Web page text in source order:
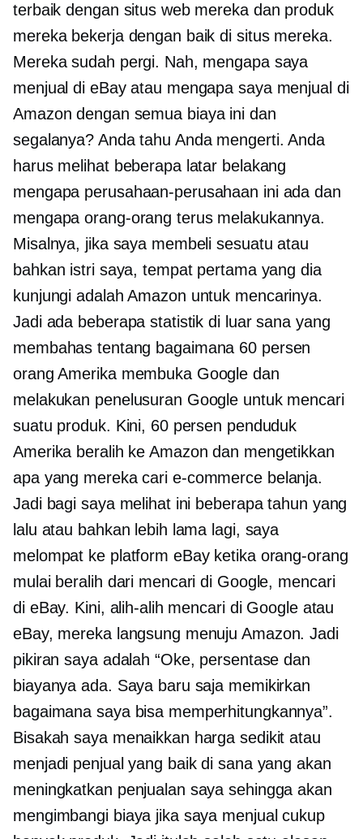
terbaik dengan situs web mereka dan produk
mereka bekerja dengan baik di situs mereka.
Mereka sudah pergi. Nah, mengapa saya
menjual di eBay atau mengapa saya menjual di
Amazon dengan semua biaya ini dan
segalanya? Anda tahu Anda mengerti. Anda
harus melihat beberapa latar belakang
mengapa perusahaan-perusahaan ini ada dan
mengapa orang-orang terus melakukannya.
Misalnya, jika saya membeli sesuatu atau
bahkan istri saya, tempat pertama yang dia
kunjungi adalah Amazon untuk mencarinya.
Jadi ada beberapa statistik di luar sana yang
membahas tentang bagaimana 60 persen
orang Amerika membuka Google dan
melakukan penelusuran Google untuk mencari
suatu produk. Kini, 60 persen penduduk
Amerika beralih ke Amazon dan mengetikkan
apa yang mereka cari e-commercebelanja.
Jadi bagi saya melihat ini beberapa tahun yang
lalu atau bahkan lebih lama lagi, saya
melompat ke platform eBay ketika orang-orang
mulai beralih dari mencari di Google, mencari
di eBay. Kini, alih-alih mencari di Google atau
eBay, mereka langsung menuju Amazon. Jadi
pikiran saya adalah “Oke, persentase dan
biayanya ada. Saya baru saja memikirkan
bagaimana saya bisa memperhitungkannya”.
Bisakah saya menaikkan harga sedikit atau
menjadi penjual yang baik di sana yang akan
meningkatkan penjualan saya sehingga akan
mengimbangi biaya jika saya menjual cukup